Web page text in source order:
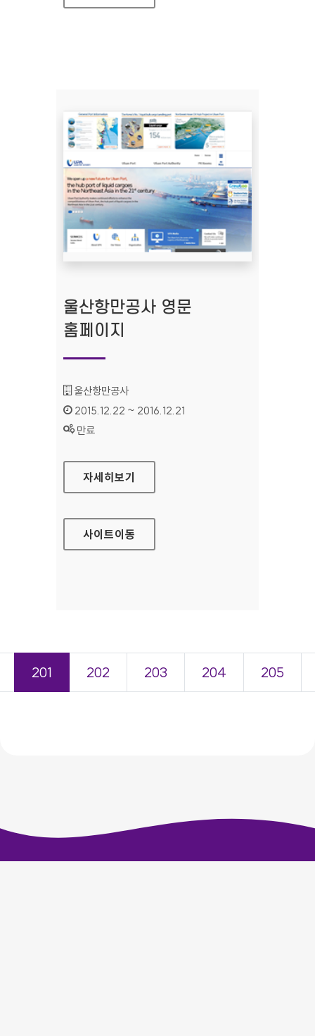
울산항만공사 영문
홈페이지
기관명 :
울산항만공사
인증기간 :
2015.12.22 ~ 2016.12.21
상태 :
만료
울산항만공사 영문 홈페이지
자세히보기
사이트이동
201 202 203 204 205